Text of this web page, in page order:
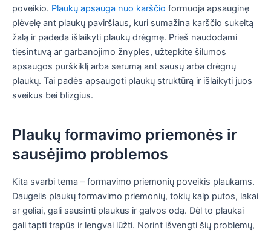
poveikio. Plaukų apsauga nuo karščio formuoja apsauginę
plėvelę ant plaukų paviršiaus, kuri sumažina karščio sukeltą
žalą ir padeda išlaikyti plaukų drėgmę. Prieš naudodami
tiesintuvą ar garbanojimo žnyples, užtepkite šilumos
apsaugos purškiklį arba serumą ant sausų arba drėgnų
plaukų. Tai padės apsaugoti plaukų struktūrą ir išlaikyti juos
sveikus bei blizgius.
Plaukų formavimo priemonės ir
sausėjimo problemos
Kita svarbi tema – formavimo priemonių poveikis plaukams.
Daugelis plaukų formavimo priemonių, tokių kaip putos, lakai
ar geliai, gali sausinti plaukus ir galvos odą. Dėl to plaukai
gali tapti trapūs ir lengvai lūžti. Norint išvengti šių problemų,